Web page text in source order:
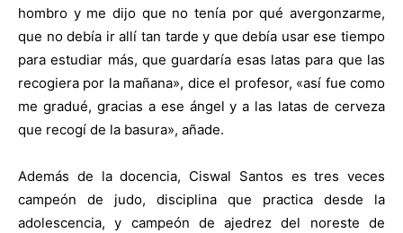
hombro y me dijo que no tenía por qué avergonzarme,
que no debía ir allí tan tarde y que debía usar ese tiempo
para estudiar más, que guardaría esas latas para que las
recogiera por la mañana», dice el profesor, «así fue como
me gradué, gracias a ese ángel y a las latas de cerveza
que recogí de la basura», añade.
Además de la docencia, Ciswal Santos es tres veces
campeón de judo, disciplina que practica desde la
adolescencia, y campeón de ajedrez del noreste de